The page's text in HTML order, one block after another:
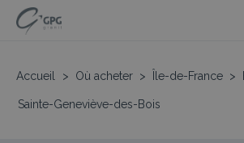
Accueil > Où acheter > Île-de-France >
Sainte-Geneviève-des-Bois